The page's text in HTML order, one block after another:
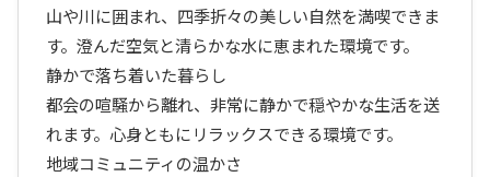
山や川に囲まれ、四季折々の美しい自然を満喫できま
す。澄んだ空気と清らかな水に恵まれた環境です。
静かで落ち着いた暮らし
都会の喧騒から離れ、非常に静かで穏やかな生活を送
れます。心身ともにリラックスできる環境です。
地域コミュニティの温かさ